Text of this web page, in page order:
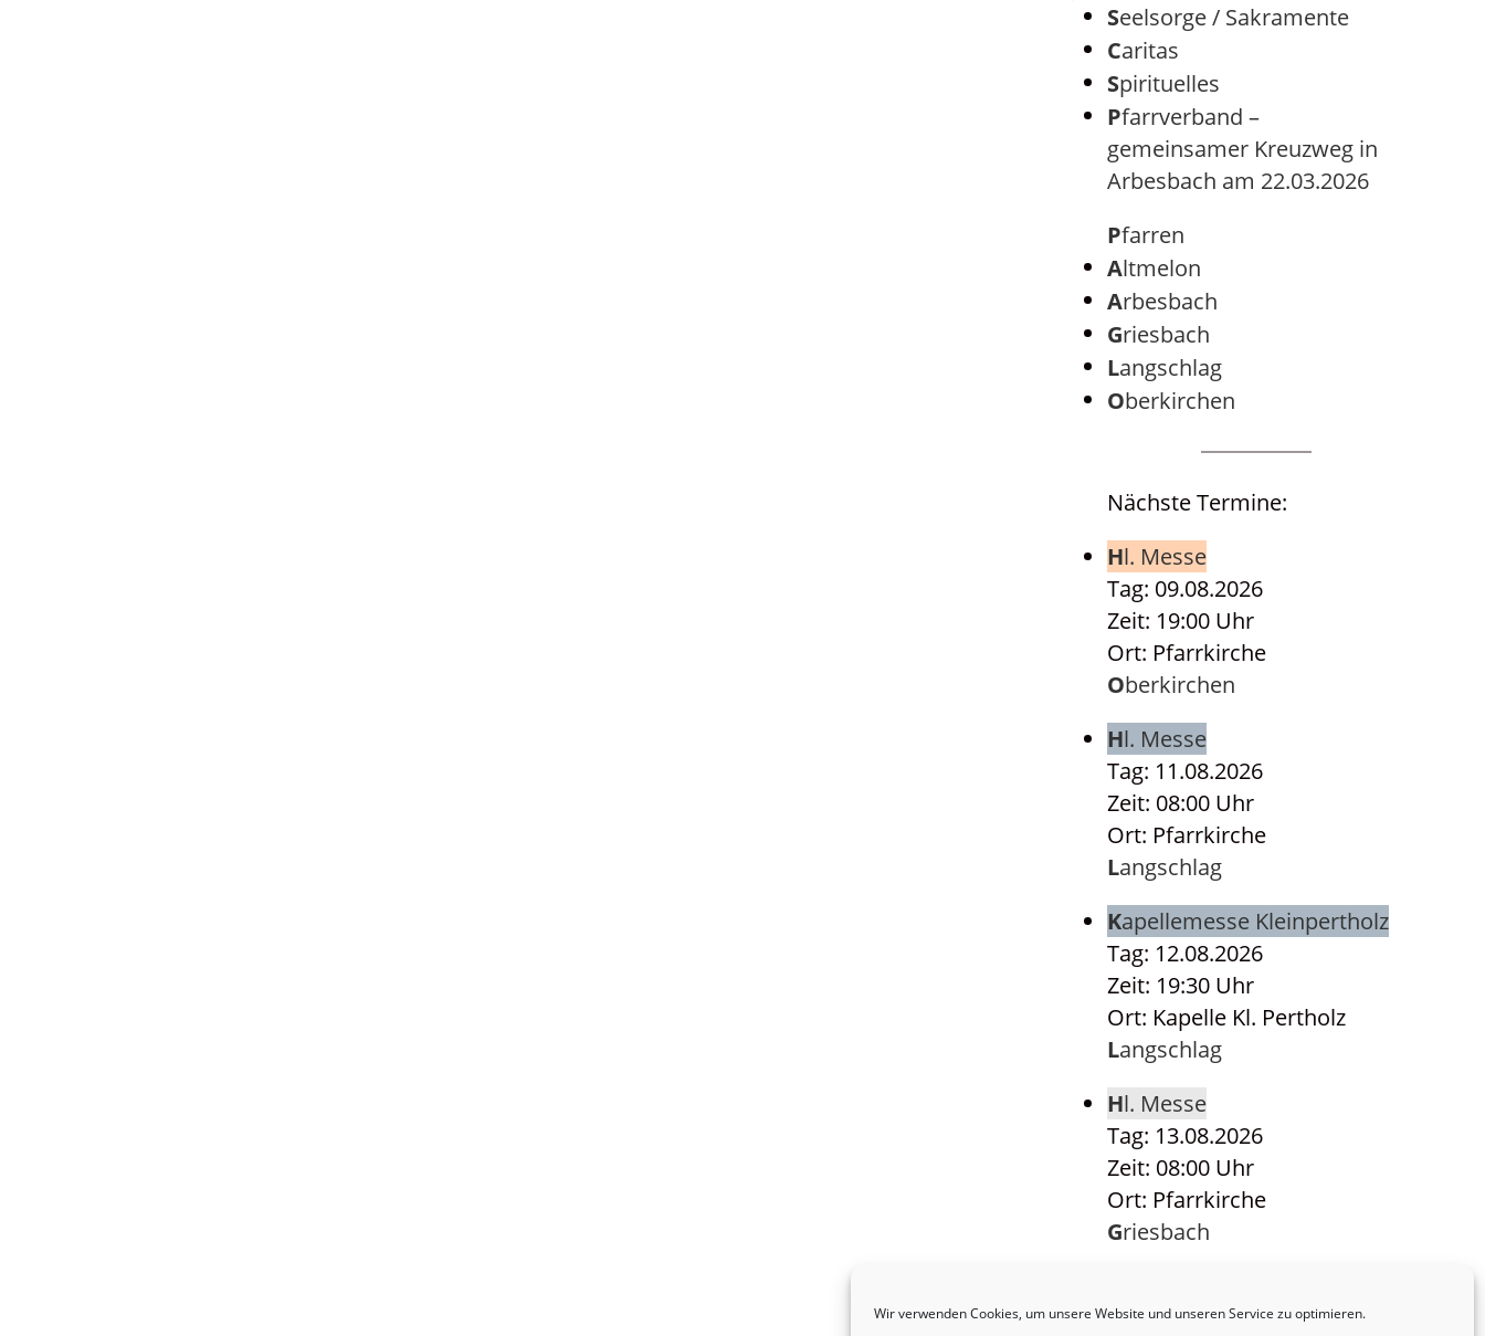
Wir verwenden Cookies, um unsere Website und unseren Service zu optimieren.
Seelsorge / Sakramente
Caritas
Spirituelles
Pfarrverband –
gemeinsamer Kreuzweg in
Arbesbach am 22.03.2026
Pfarren
Altmelon
Arbesbach
Griesbach
Langschlag
Oberkirchen
Nächste Termine:
Hl. Messe
Tag: 09.08.2026
Zeit: 19:00 Uhr
Ort: Pfarrkirche
Oberkirchen
Hl. Messe
Tag: 11.08.2026
Zeit: 08:00 Uhr
Ort: Pfarrkirche
Langschlag
Kapellemesse Kleinpertholz
Tag: 12.08.2026
Zeit: 19:30 Uhr
Ort: Kapelle Kl. Pertholz
Langschlag
Hl. Messe
Tag: 13.08.2026
Zeit: 08:00 Uhr
Ort: Pfarrkirche
Griesbach
Tag: 14.08.2026